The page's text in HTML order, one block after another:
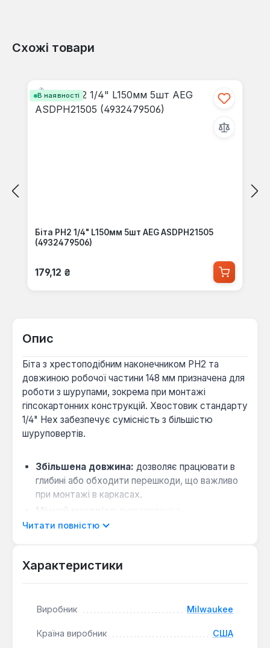
Схожі товари
В наявності
Біта PH2 1/4" L150мм 5шт AEG ASDPH21505
(4932479506)
Звичайна ціна:
179,12 ₴
Опис
Біта з хрестоподібним наконечником PH2 та
довжиною робочої частини 148 мм призначена для
роботи з шурупами, зокрема при монтажі
гіпсокартонних конструкцій. Хвостовик стандарту
1/4" Hex забезпечує сумісність з більшістю
шуруповертів.
Збільшена довжина: дозволяє працювати в
глибині або обходити перешкоди, що важливо
при монтажі в каркасах.
інструментальної сталі S2, що підвищує
Набір з трьох біт Milwaukee підходить для
практичним рішенням для будівельних бригад,
великі обсяги робіт з кріплення.
Читати повністю
Характеристики
Виробник Milwaukee
Країна виробник США